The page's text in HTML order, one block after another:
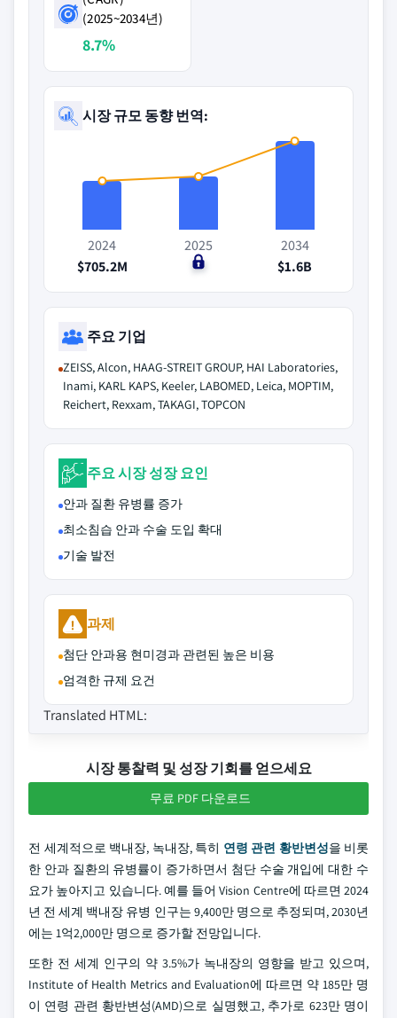
(2025~2034년)
8.7%
시장 규모 동향 번역:
2024
$705.2M
2025
$0
2034
$1.6B
주요 기업
ZEISS, Alcon, HAAG-STREIT GROUP, HAI Laboratories,
Inami, KARL KAPS, Keeler, LABOMED, Leica, MOPTIM,
Reichert, Rexxam, TAKAGI, TOPCON
주요 시장 성장 요인
안과 질환 유병률 증가
최소침습 안과 수술 도입 확대
기술 발전
과제
첨단 안과용 현미경과 관련된 높은 비용
엄격한 규제 요건
Translated HTML:
시장 통찰력 및 성장 기회를 얻으세요
무료 PDF 다운로드
전 세계적으로 백내장, 녹내장, 특히 연령 관련 황반변성을 비롯
한 안과 질환의 유병률이 증가하면서 첨단 수술 개입에 대한 수
요가 높아지고 있습니다. 예를 들어 Vision Centre에 따르면 2024
년 전 세계 백내장 유병 인구는 9,400만 명으로 추정되며, 2030년
에는 1억2,000만 명으로 증가할 전망입니다.
또한 전 세계 인구의 약 3.5%가 녹내장의 영향을 받고 있으며,
Institute of Health Metrics and Evaluation에 따르면 약 185만 명
이 연령 관련 황반변성(AMD)으로 실명했고, 추가로 623만 명이